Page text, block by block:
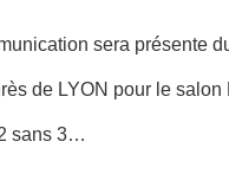
sera présente
de LYON pour le salon
sans 3…